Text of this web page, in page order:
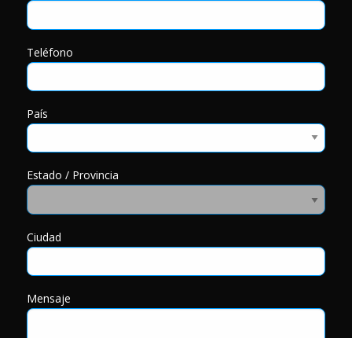
Teléfono
País
Estado / Provincia
Ciudad
Mensaje